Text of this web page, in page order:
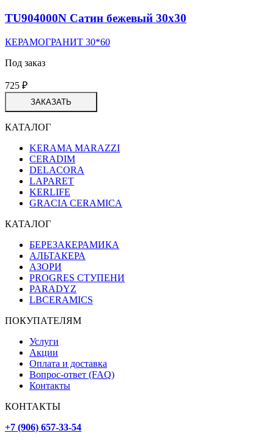
TU904000N Сатин бежевый 30х30
КЕРАМОГРАНИТ 30*60
Под заказ
725 ₽
ЗАКАЗАТЬ
КАТАЛОГ
KERAMA MARAZZI
CERADIM
DELACORA
LAPARET
KERLIFE
GRACIA CERAMICA
КАТАЛОГ
БЕРЕЗАКЕРАМИКА
АЛЬТАКЕРА
АЗОРИ
PROGRES СТУПЕНИ
PARADYZ
LBCERAMICS
ПОКУПАТЕЛЯМ
Услуги
Акции
Оплата и доставка
Вопрос-ответ (FAQ)
Контакты
КОНТАКТЫ
+7 (906) 657-33-54